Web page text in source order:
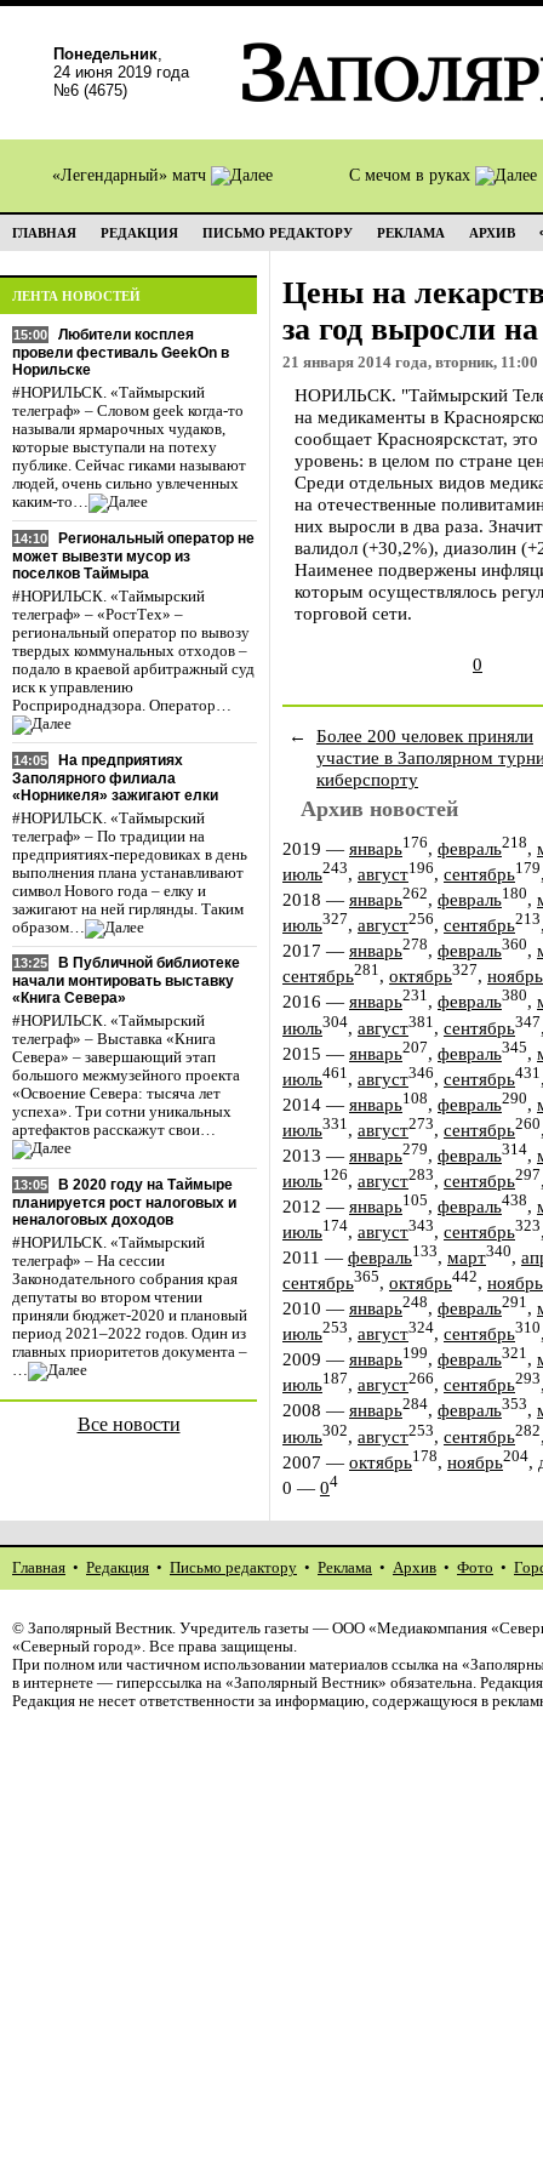
Понедельник,
24 июня 2019 года
№6 (4675)
«Легендарный» матч С мечом в руках
ГЛАВНАЯ РЕДАКЦИЯ ПИСЬМО РЕДАКТОРУ РЕКЛАМА АРХИВ
ЛЕНТА НОВОСТЕЙ
15:00
Любители косплея
провели фестиваль GeekOn в
Норильске
#НОРИЛЬСК. «Таймырский
телеграф» – Словом geek когда-то
называли ярмарочных чудаков,
которые выступали на потеху
публике. Сейчас гиками называют
людей, очень сильно увлеченных
каким-то…
14:10
Региональный оператор не
может вывезти мусор из
поселков Таймыра
#НОРИЛЬСК. «Таймырский
телеграф» – «РостТех» –
региональный оператор по вывозу
твердых коммунальных отходов –
подало в краевой арбитражный суд
иск к управлению
Росприроднадзора. Оператор…
14:05
На предприятиях
Заполярного филиала
«Норникеля» зажигают елки
#НОРИЛЬСК. «Таймырский
телеграф» – По традиции на
предприятиях-передовиках в день
выполнения плана устанавливают
символ Нового года – елку и
зажигают на ней гирлянды. Таким
образом…
13:25
В Публичной библиотеке
начали монтировать выставку
«Книга Севера»
#НОРИЛЬСК. «Таймырский
телеграф» – Выставка «Книга
Севера» – завершающий этап
большого межмузейного проекта
«Освоение Севера: тысяча лет
успеха». Три сотни уникальных
артефактов расскажут свои…
13:05
В 2020 году на Таймыре
планируется рост налоговых и
неналоговых доходов
#НОРИЛЬСК. «Таймырский
телеграф» – На сессии
Законодательного собрания края
депутаты во втором чтении
приняли бюджет-2020 и плановый
период 2021–2022 годов. Один из
главных приоритетов документа –
…
Все новости
Цены на
за год выросли
21 января 2014 года, вторник, 11:00
НОРИЛЬСК. "Таймырский
на медикаменты в
сообщает Красноярскстат,
уровень: в целом по стране
Среди отдельных видов
на отечественные
них выросли в два раза.
валидол (+30,2%), диазолин
Наименее подвержены
которым осуществлялось
торговой сети.
0
←
Более 200 человек приняли
участие в Заполярном
киберспорту
Архив новостей
2019 — январь176, февраль218,
июль243, август196, сентябрь179
2018 — январь262, февраль180,
июль327, август256, сентябрь213
2017 — январь278, февраль360,
сентябрь281, октябрь327, ноябрь
2016 — январь231, февраль380,
июль304, август381 , сентябрь347
2015 — январь207, февраль345,
июль461 , август346, сентябрь431
2014 — январь108, февраль290,
июль331 , август273, сентябрь260
2013 — январь279, февраль314,
июль126, август283, сентябрь297
2012 — январь105, февраль438,
июль174, август343, сентябрь323
2011 — февраль133, март340,
сентябрь365, октябрь442, ноябрь
2010 — январь248, февраль291,
июль253, август324, сентябрь310
2009 — январь199, февраль321,
июль187, август266, сентябрь293
2008 — январь284, февраль353,
июль302, август253, сентябрь282
2007 — октябрь178, ноябрь204,
0 — 04
Главная • Редакция • Письмо редактору • Реклама • Архив • Фото •
© Заполярный Вестник. Учредитель газеты — ООО «Медиакомпания
«Северный город». Все права защищены.
При полном или частичном использовании материалов ссылка на
в интернете — гиперссылка на «Заполярный Вестник» обязательна.
Редакция не несет ответственности за информацию, содержащуюся в